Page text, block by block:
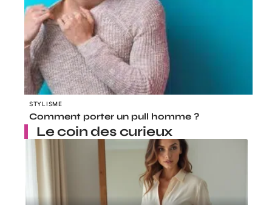
STYLISME
Comment porter un pull homme ?
Le coin des curieux